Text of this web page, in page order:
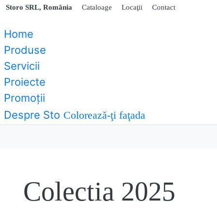
Storo SRL, România Cataloage Locaţii Contact
Home
Produse
Servicii
Proiecte
Promoţii
Despre Sto Colorează-ţi faţada
Colectia 2025